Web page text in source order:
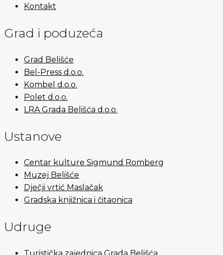
Kontakt
Grad i poduzeća
Grad Belišće
Bel-Press d.o.o.
Kombel d.o.o.
Polet d.o.o.
LRA Grada Belišća d.o.o.
Ustanove
Centar kulture Sigmund Romberg
Muzej Belišće
Dječji vrtić Maslačak
Gradska knjižnica i čitaonica
Udruge